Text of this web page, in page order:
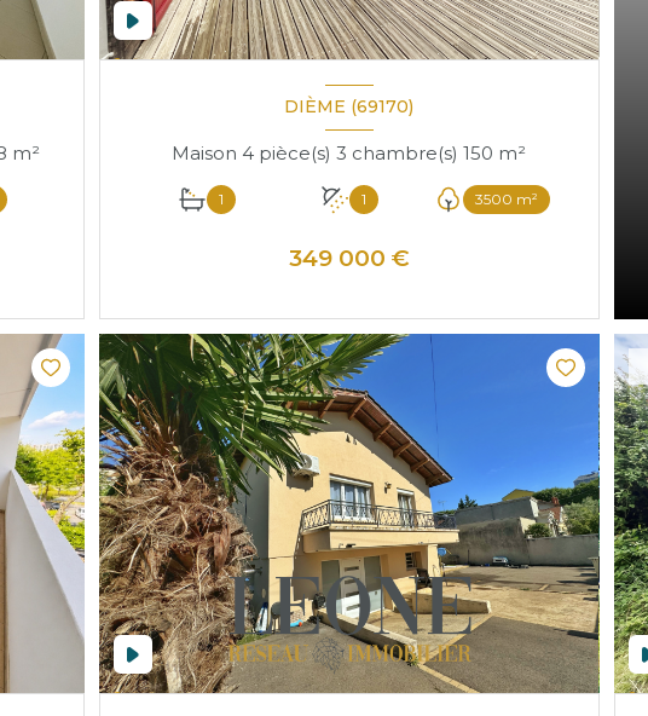
Appartement 3 pièce(s) 2 chambre(s) 68 m²
DIÈME (69170)
Maison 4 pièce(s) 3 chambre(s) 150 m²
1 1 3500 m²
349 000 €